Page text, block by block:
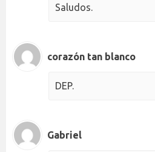
Saludos.
corazón tan blanco
DEP.
Gabriel